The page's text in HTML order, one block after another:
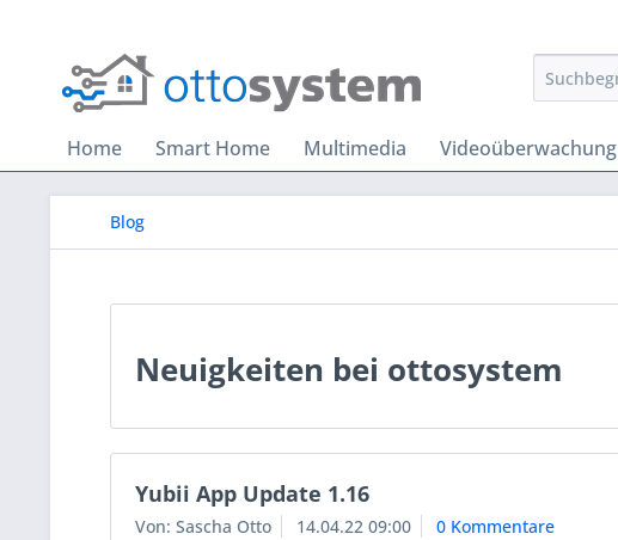
Home Smart Home Multimedia Videoüberwachung
Blog
Neuigkeiten bei ottosystem
Yubii App Update 1.16
Von: Sascha Otto 14.04.22 09:00 0 Kommentare